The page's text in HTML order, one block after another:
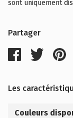
sont uniquement
Partager
Les
Couleurs